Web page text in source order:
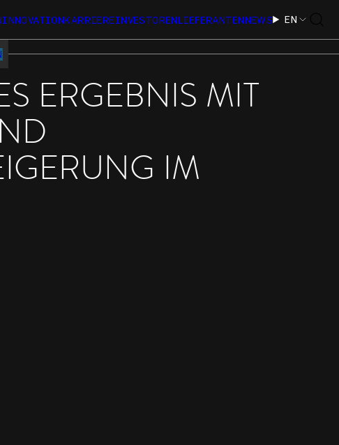
INNOVATIONKARRIEREINVESTORENLIEFERANTENNEWS EN
ERGEBNIS MIT
IM